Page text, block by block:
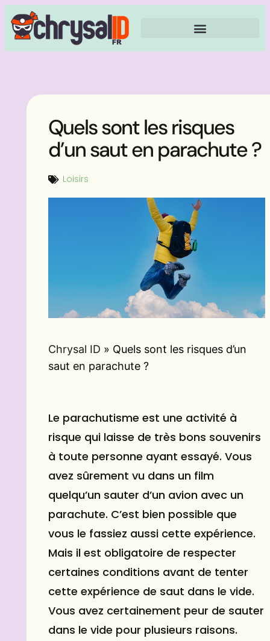
Quels sont les risques
d’un saut en parachute ?
Loisirs
Chrysal ID » Quels sont les risques d’un
saut en parachute ?
Le parachutisme est une activité à
risque qui laisse de très bons souvenirs
à toute personne ayant essayé. Vous
avez sûrement vu dans un film
quelqu’un sauter d’un avion avec un
parachute. C’est bien possible que
vous le fassiez aussi cette expérience.
Mais il est obligatoire de respecter
certaines conditions avant de tenter
cette expérience de saut dans le vide.
Vous avez certainement peur de sauter
dans le vide pour plusieurs raisons.